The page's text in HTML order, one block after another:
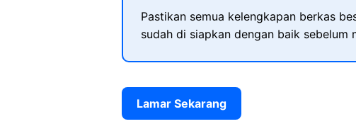
Pastikan semua kelengkapan berkas
sudah di siapkan dengan baik
Lamar Sekarang